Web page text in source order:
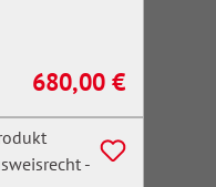
Regulärer Preis:
680,00 €